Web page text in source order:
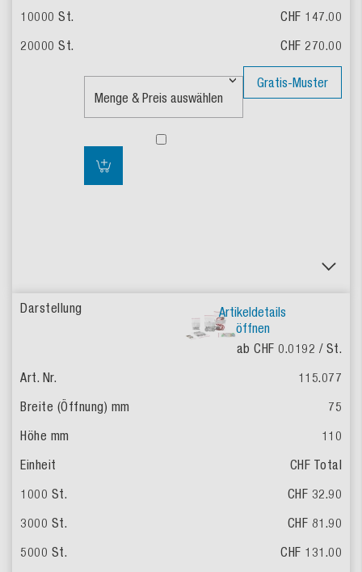
CHF 147.00
CHF 270.00
Gratis-Muster
Artikeldetails
öffnen
ab CHF 0.0192 / St.
115.077
75
110
CHF Total
CHF 32.90
CHF 81.90
CHF 131.00